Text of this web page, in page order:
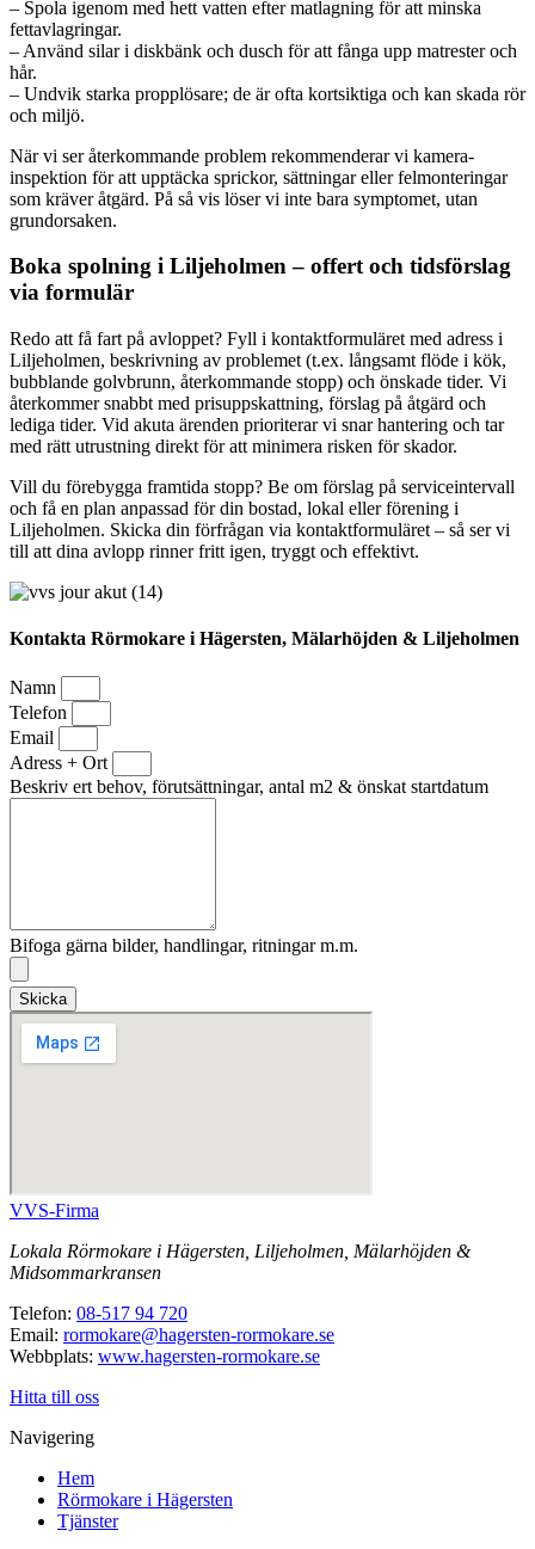
– Spola igenom med hett vatten efter matlagning för att minska
fettavlagringar.
– Använd silar i diskbänk och dusch för att fånga upp matrester och
hår.
– Undvik starka propplösare; de är ofta kortsiktiga och kan skada rör
och miljö.
När vi ser återkommande problem rekommenderar vi kamera-
inspektion för att upptäcka sprickor, sättningar eller felmonteringar
som kräver åtgärd. På så vis löser vi inte bara symptomet, utan
grundorsaken.
Boka spolning i Liljeholmen – offert och tidsförslag
via formulär
Redo att få fart på avloppet? Fyll i kontaktformuläret med adress i
Liljeholmen, beskrivning av problemet (t.ex. långsamt flöde i kök,
bubblande golvbrunn, återkommande stopp) och önskade tider. Vi
återkommer snabbt med prisuppskattning, förslag på åtgärd och
lediga tider. Vid akuta ärenden prioriterar vi snar hantering och tar
med rätt utrustning direkt för att minimera risken för skador.
Vill du förebygga framtida stopp? Be om förslag på serviceintervall
och få en plan anpassad för din bostad, lokal eller förening i
Liljeholmen. Skicka din förfrågan via kontaktformuläret – så ser vi
till att dina avlopp rinner fritt igen, tryggt och effektivt.
Kontakta Rörmokare i Hägersten, Mälarhöjden & Liljeholmen
Namn
Telefon
Email
Adress + Ort
Beskriv ert behov, förutsättningar, antal m2 & önskat startdatum
Bifoga gärna bilder, handlingar, ritningar m.m.
Skicka
VVS-Firma
Lokala Rörmokare i Hägersten, Liljeholmen, Mälarhöjden &
Midsommarkransen
Telefon: 08-517 94 720
Email: rormokare@hagersten-rormokare.se
Webbplats: www.hagersten-rormokare.se
Hitta till oss
Navigering
Hem
Rörmokare i Hägersten
Tjänster